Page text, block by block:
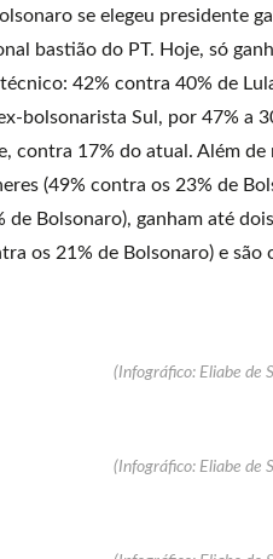
se elegeu presidente
bastião do PT. Hoje, só
42% contra 40% de
bolsonarista Sul, por 47% a
contra 17% do atual. Além
(49% contra os 23% de
de Bolsonaro), ganham até
os 21% de Bolsonaro) e
(Infográfico: Eliabe de
(Infográfico: Eliabe de